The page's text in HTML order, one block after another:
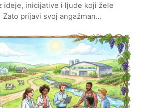
ideje, inicijative i ljude koji žele
prijavi svoj angažman…